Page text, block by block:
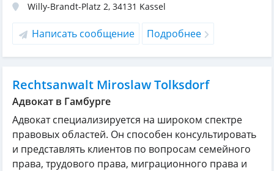
Willy-Brandt-Platz 2, 34131 Kassel
Написать сообщение Подробнее
Rechtsanwalt Miroslaw Tolksdorf
Адвокат в Гамбурге
Адвокат специализируется на широком спектре
правовых областей. Он способен консультировать
и представлять клиентов по вопросам семейного
права, трудового права, миграционного права и